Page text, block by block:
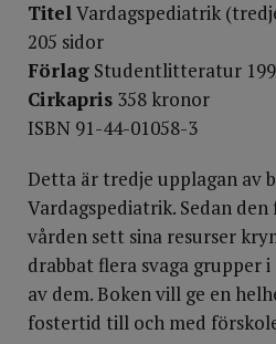
TitelVardagspediatrik
205 sidor
Förlag Studentlitteratur
Cirkapris 358 kronor
ISBN 91-44-01058-3
Detta är tredje upplagan av
Vardagspediatrik. Sedan
vården sett sina resurser
drabbat flera svaga grupper
av dem. Boken vill ge en
fostertid till och med